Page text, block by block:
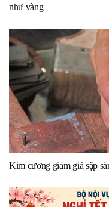
như vàng
Kim cương giảm giá sập